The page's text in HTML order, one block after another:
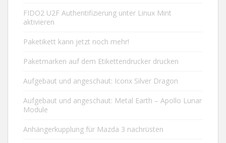
FIDO2 U2F Authentifizierung unter Linux Mint
aktivieren
Paketikett kann jetzt noch mehr!
Paketmarken auf dem Etikettendrucker drucken
Aufgebaut und angeschaut: Iconx Silver Dragon
Aufgebaut und angeschaut: Metal Earth – Apollo Lunar
Module
Anhängerkupplung für Mazda 3 nachrüsten